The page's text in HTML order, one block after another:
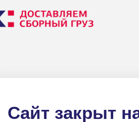
Сайт закрыт